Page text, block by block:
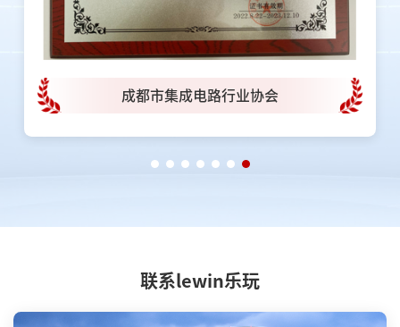
成都市集成电路行业协会
联系lewin乐玩